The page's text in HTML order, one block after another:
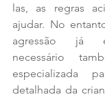
las, as regras
ajudar. No
agressão já
necessário
especializada
detalhada da